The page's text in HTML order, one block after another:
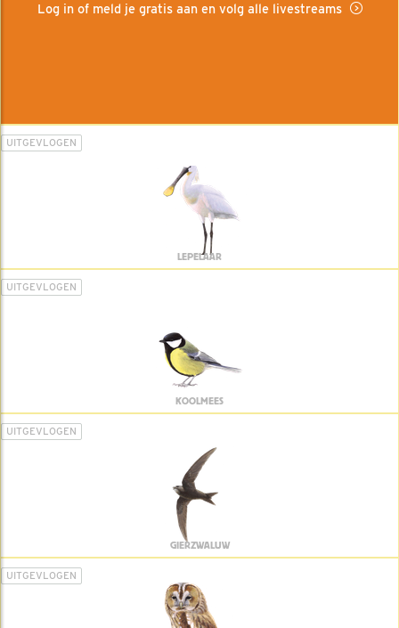
Log in of meld je gratis aan en volg alle livestreams
UITGEVLOGEN
LEPELAAR
UITGEVLOGEN
KOOLMEES
UITGEVLOGEN
GIERZWALUW
UITGEVLOGEN